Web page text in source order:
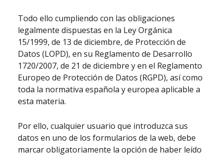
Todo ello cumpliendo con las obligaciones
legalmente dispuestas en la Ley Orgánica
15/1999, de 13 de diciembre, de Protección de
Datos (LOPD), en su Reglamento de Desarrollo
1720/2007, de 21 de diciembre y en el Reglamento
Europeo de Protección de Datos (RGPD), así como
toda la normativa española y europea aplicable a
esta materia.
Por ello, cualquier usuario que introduzca sus
datos en uno de los formularios de la web, debe
marcar obligatoriamente la opción de haber leído